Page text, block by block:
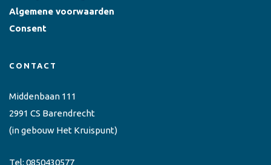
Algemene voorwaarden
Consent
CONTACT
Middenbaan 111
2991 CS Barendrecht
(in gebouw Het Kruispunt)
Tel: 0850430577